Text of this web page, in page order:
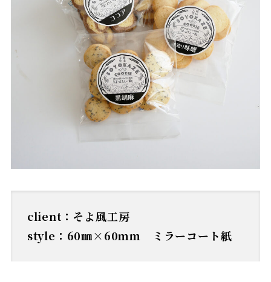
client：そよ風工房
style：60㎜×60ｍｍ ミラーコート紙